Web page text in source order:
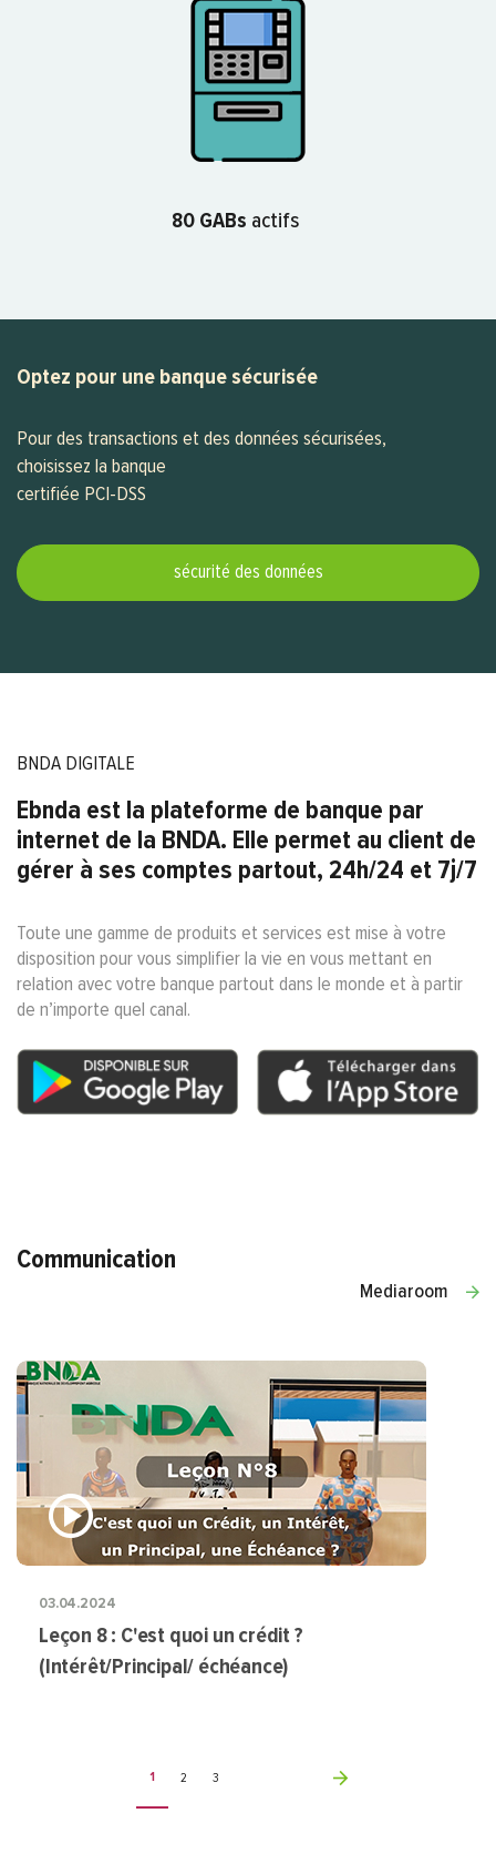
80 GABs actifs
Optez pour une banque sécurisée
Pour des transactions et des données sécurisées,
choisissez la banque
certifiée PCI-DSS
sécurité des données
BNDA DIGITALE
Ebnda est la plateforme de banque par
internet de la BNDA. Elle permet au client de
gérer à ses comptes partout, 24h/24 et 7j/7
Toute une gamme de produits et services est mise à votre
disposition pour vous simplifier la vie en vous mettant en
relation avec votre banque partout dans le monde et à partir
de n’importe quel canal.
Communication
Mediaroom
03.04.2024
Leçon 8 : C'est quoi un crédit ?
(Intérêt/Principal/ échéance)
1 2 3